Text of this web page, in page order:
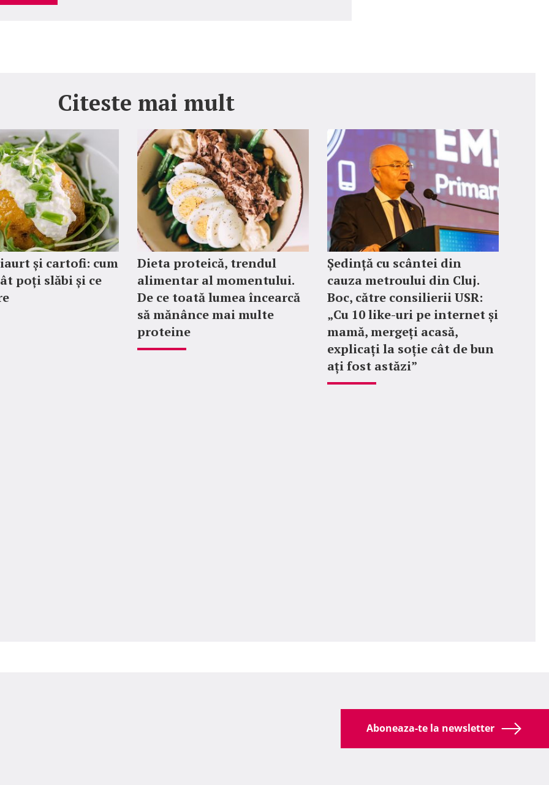
Citeste mai mult
și cartofi: cum
poți slăbi și ce
Dieta proteică, trendul
alimentar al momentului.
De ce toată lumea încearcă
să mănânce mai multe
proteine
Ședință cu scântei din
cauza metroului din Cluj.
Boc, către consilierii USR:
„Cu 10 like-uri pe internet și
mamă, mergeți acasă,
explicați la soție cât de bun
ați fost astăzi”
Aboneaza-te la newsletter